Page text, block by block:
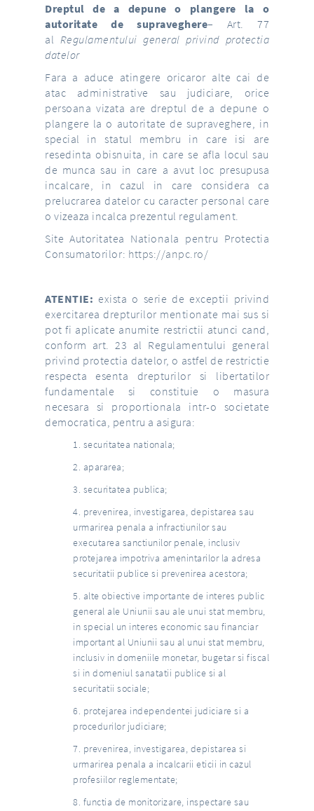
Dreptul de a depune o plangere la o
autoritate de supraveghere– Art. 77
al Regulamentului general privind protectia
datelor
Fara a aduce atingere oricaror alte cai de
atac administrative sau judiciare, orice
persoana vizata are dreptul de a depune o
plangere la o autoritate de supraveghere, in
special in statul membru in care isi are
resedinta obisnuita, in care se afla locul sau
de munca sau in care a avut loc presupusa
incalcare, in cazul in care considera ca
prelucrarea datelor cu caracter personal care
o vizeaza incalca prezentul regulament.
Site Autoritatea Nationala pentru Protectia
Consumatorilor: https://anpc.ro/
ATENTIE: exista o serie de exceptii privind
exercitarea drepturilor mentionate mai sus si
pot fi aplicate anumite restrictii atunci cand,
conform art. 23 al Regulamentului general
privind protectia datelor, o astfel de restrictie
respecta esenta drepturilor si libertatilor
fundamentale si constituie o masura
necesara si proportionala intr-o societate
democratica, pentru a asigura:
securitatea nationala;
apararea;
securitatea publica;
prevenirea, investigarea, depistarea sau
urmarirea penala a infractiunilor sau
executarea sanctiunilor penale, inclusiv
protejarea impotriva amenintarilor la adresa
securitatii publice si prevenirea acestora;
alte obiective importante de interes public
general ale Uniunii sau ale unui stat membru,
in special un interes economic sau financiar
important al Uniunii sau al unui stat membru,
inclusiv in domeniile monetar, bugetar si fiscal
si in domeniul sanatatii publice si al
securitatii sociale;
protejarea independentei judiciare si a
procedurilor judiciare;
prevenirea, investigarea, depistarea si
urmarirea penala a incalcarii eticii in cazul
profesiilor reglementate;
functia de monitorizare, inspectare sau